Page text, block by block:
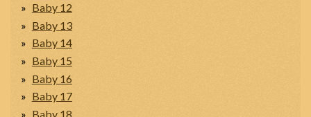
Baby 12
Baby 13
Baby 14
Baby 15
Baby 16
Baby 17
Baby 18